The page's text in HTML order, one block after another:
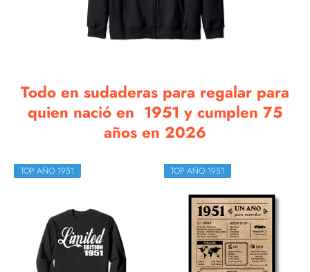
Todo en sudaderas para regalar para
quien nació en 1951 y cumplen 75
años en 2026
TOP AÑO 1951 TOP AÑO 1951